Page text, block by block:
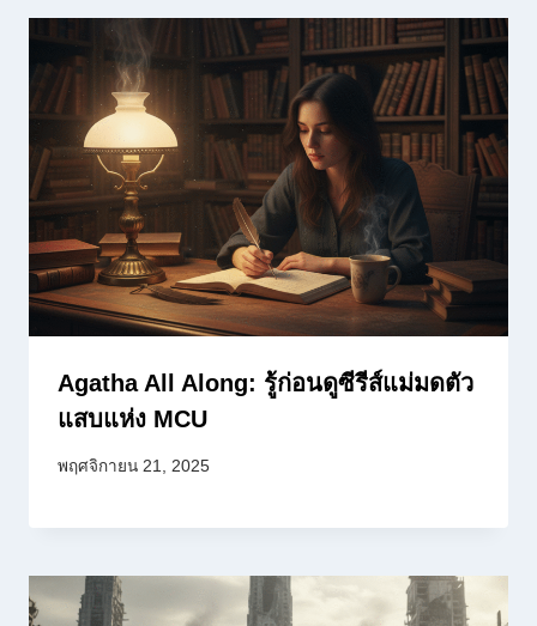
Agatha All Along: รู้ก่อนดูซีรีส์แม่มดตัว
แสบแห่ง MCU
พฤศจิกายน 21, 2025